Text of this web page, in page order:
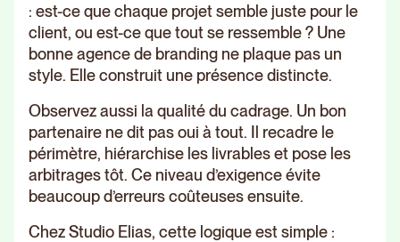
: est-ce que chaque projet semble juste pour le
client, ou est-ce que tout se ressemble ? Une
bonne agence de branding ne plaque pas un
style. Elle construit une présence distincte.
Observez aussi la qualité du cadrage. Un bon
partenaire ne dit pas oui à tout. Il recadre le
périmètre, hiérarchise les livrables et pose les
arbitrages tôt. Ce niveau d’exigence évite
beaucoup d’erreurs coûteuses ensuite.
Chez Studio Elias, cette logique est simple :